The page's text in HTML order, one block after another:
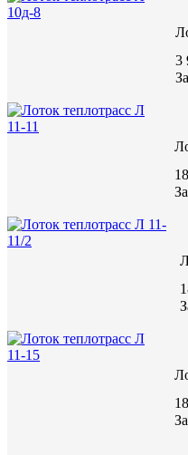
акция
Цену уточняйте
Характеристики:
Высота (H), мм
Марка бетона
3